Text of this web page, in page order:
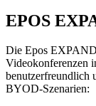
EPOS
Die Epos
Videokonferenzen
benutzerfreundlich
BYOD-Szenarien: